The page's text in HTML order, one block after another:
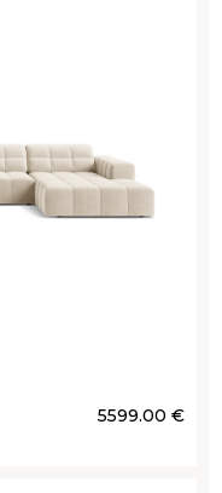
5599.00 €